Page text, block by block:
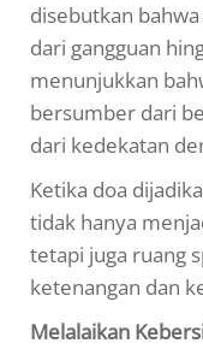
disebutkan
dari gangguan
menunjukkan
bersumber dari
dari kedekatan
Ketika doa
tidak hanya
tetapi juga ruang
ketenangan dan
Melalaikan